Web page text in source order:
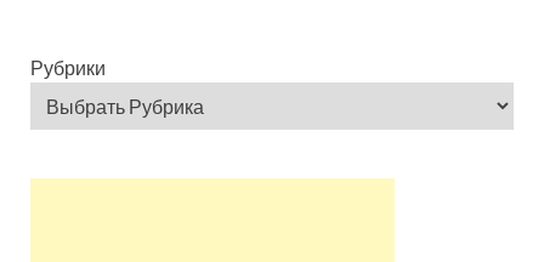
Рубрики